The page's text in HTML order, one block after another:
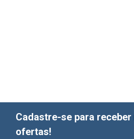
Cadastre-se para
ofertas!